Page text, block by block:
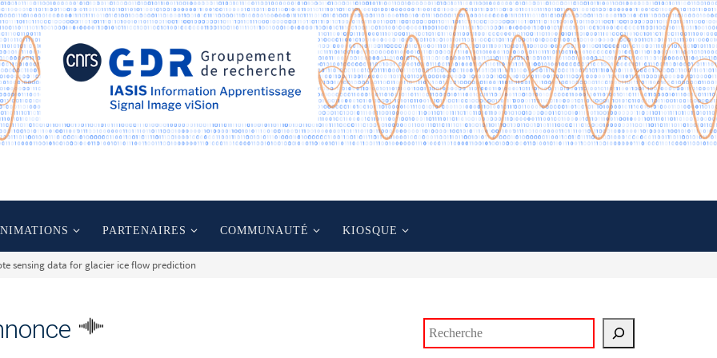
PARTENAIRES COMMUNAUTÉ KIOSQUE
sensing data for glacier ice flow prediction